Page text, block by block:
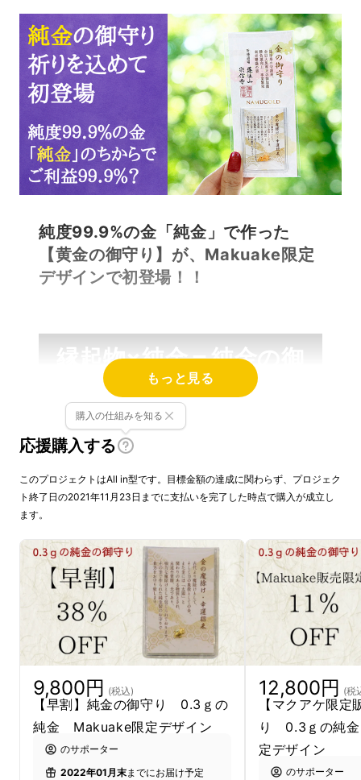
純度99.9%の金「純金」で作った
【黄金の御守り】が、Makuake限定
デザインで初登場！！
縁起物×純金＝純金の御
守り
ご利益があると言われているモチーフは全10種
＊左から、「ヘビ」「サイコロ」「ふくろう」
「龍」「招き猫」「小づち」「折り鶴」「カエ
もっと見る
応援購入する
購入の仕組みを知る
このプロジェクトはAll in型です。目標金額の達成に関わらず、プロジェク
ト終了日の2021年11月23日までに支払いを完了した時点で購入が成立し
ます。
9,800円 (税込)
【早割】純金の御守り 0.3ｇの
純金 Makuake限定デザイン
のサポーター
2022年01月末までにお届け予定
12,800円 (税
【マクアケ限
り 0.3ｇの純
定デザイン
のサポーター